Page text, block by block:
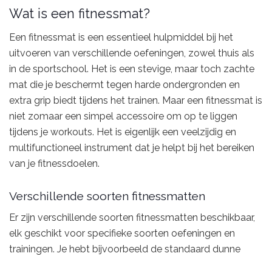
Wat is een fitnessmat?
Een fitnessmat is een essentieel hulpmiddel bij het
uitvoeren van verschillende oefeningen, zowel thuis als
in de sportschool. Het is een stevige, maar toch zachte
mat die je beschermt tegen harde ondergronden en
extra grip biedt tijdens het trainen. Maar een fitnessmat is
niet zomaar een simpel accessoire om op te liggen
tijdens je workouts. Het is eigenlijk een veelzijdig en
multifunctioneel instrument dat je helpt bij het bereiken
van je fitnessdoelen.
Verschillende soorten fitnessmatten
Er zijn verschillende soorten fitnessmatten beschikbaar,
elk geschikt voor specifieke soorten oefeningen en
trainingen. Je hebt bijvoorbeeld de standaard dunne